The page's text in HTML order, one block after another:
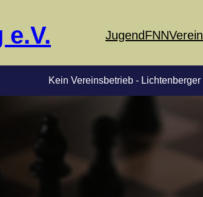
JugendFNNVerein
Kein Vereinsbetrieb - Lichtenberger Sommer